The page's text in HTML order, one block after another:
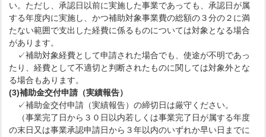
い。ただし、承認日以前に実施した事業であっても、承認日が属
する年度内に実施し、かつ補助対象事業費の総額の３分の２に満
たない範囲で支出した経費に係るものについては対象となる場合
があります。
✓補助対象経費として申請された場合でも、使途が不明であっ
たり、経費として不適切と判断されたものに関しては対象外とな
る場合もあります。
(3)補助金交付申請（実績報告）
✓補助金交付申請（実績報告）の締切日は厳守ください。
（事業完了日から３０日以内若しくは事業完了日が属する年度
の末日又は事業承認申請日から３年以内のいずれか早い日までに